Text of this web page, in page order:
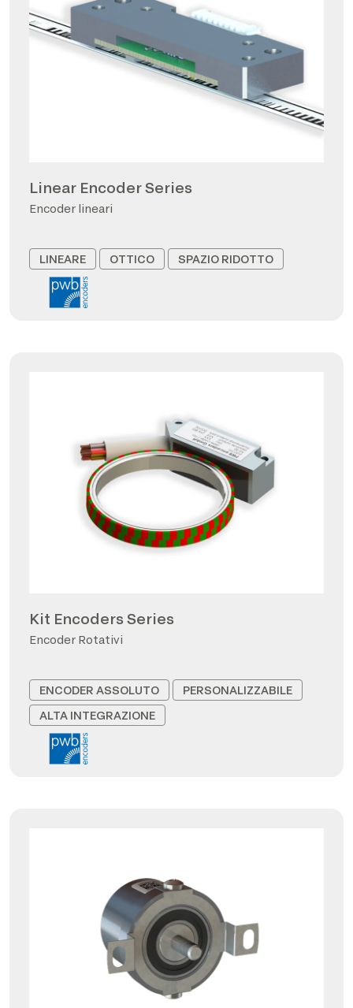
Linear Encoder Series
Encoder lineari
LINEARE OTTICO SPAZIO RIDOTTO
Kit Encoders Series
Encoder Rotativi
ENCODER ASSOLUTO
PERSONALIZZABILE
ALTA INTEGRAZIONE